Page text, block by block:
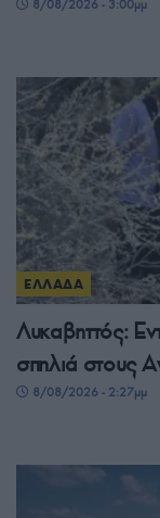
8/08/2026 - 3:00μμ
ΕΛΛΑΔΑ
Λυκαβηττός:
σπηλιά στους
8/08/2026 - 2:27μμ